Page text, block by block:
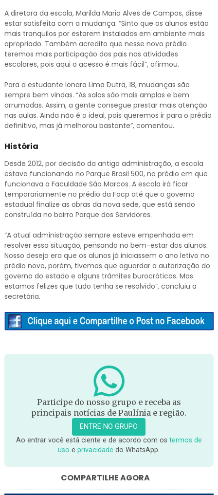
A diretora da escola, Marilda Maria Alves de Campos, disse
estar satisfeita com a mudança. “Sinto que os alunos estão
mais tranquilos por estarem instalados em ambiente mais
apropriado. Também acredito que nesse novo prédio
teremos mais participação dos pais nas atividades
escolares, pois aqui o acesso é mais fácil”, afirmou.
Para a estudante Ionara Lima Dutra, 18, mudanças são
sempre bem vindas. “As salas são mais amplas e bem
arrumadas. Assim, a gente consegue prestar mais atenção
nas aulas. Ainda não é o ideal, pois queremos ir para o prédio
definitivo, mas já melhorou bastante”, comentou.
História
Desde 2012, por decisão da antiga administração, a escola
estava funcionando no Parque Brasil 500, no prédio em que
funcionava a Faculdade São Marcos. A escola irá ficar
temporariamente no prédio da Facp até que o governo
estadual finalize as obras da nova sede, que está sendo
construída no bairro Parque dos Servidores.
“A atual administração sempre esteve empenhada em
resolver essa situação, pensando no bem-estar dos alunos.
Nosso desejo era que os alunos já iniciassem o ano letivo no
prédio novo, porém, tivemos que aguardar a autorização do
governo do estado e alguns trâmites burocráticos. Mas
estamos felizes que tudo tenha se resolvido”, concluiu a
secretária.
Participe do nosso grupo e receba as
principais notícias de Paulínia e região.
ENTRE NO GRUPO
Ao entrar você está ciente e de acordo com os termos de
uso eprivacidade do WhatsApp.
COMPARTILHE AGORA